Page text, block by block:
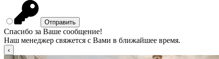
Спасибо за Ваше сообщение!
Наш менеджер свяжется с Вами в ближайшее время.